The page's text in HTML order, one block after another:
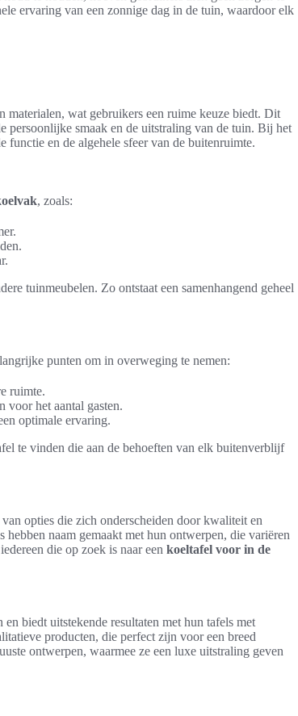
ervaring van een zonnige dag in de tuin, waardoor elk
wat gebruikers een ruime keuze biedt. Dit
persoonlijke smaak en de uitstraling van de tuin. Bij het
functie en de algehele sfeer van de buitenruimte.
, zoals:
tuinmeubelen. Zo ontstaat een samenhangend geheel
punten om in overweging te nemen:
ruimte.
het aantal gasten.
optimale ervaring.
te vinden die aan de behoeften van elk buitenverblijf
opties die zich onderscheiden door kwaliteit en
naam gemaakt met hun ontwerpen, die variëren
die op zoek is naar een koeltafel voor in de
biedt uitstekende resultaten met hun tafels met
producten, die perfect zijn voor een breed
ontwerpen, waarmee ze een luxe uitstraling geven